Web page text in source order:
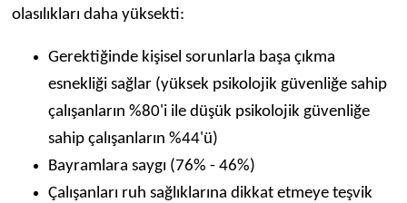
olasılıkları daha yüksekti:
Gerektiğinde kişisel sorunlarla başa çıkma
esnekliği sağlar (yüksek psikolojik güvenliğe sahip
çalışanların %80'i ile düşük psikolojik güvenliğe
sahip çalışanların %44'ü)
Bayramlara saygı (76% - 46%)
Çalışanları ruh sağlıklarına dikkat etmeye teşvik